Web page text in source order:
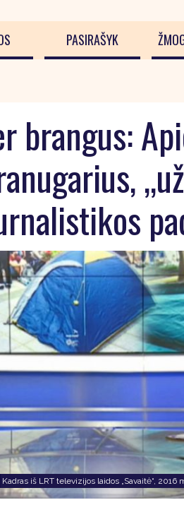
PASIRAŠYK
brangus:
Kadras iš LRT televizijos laidos „Savaitė“,